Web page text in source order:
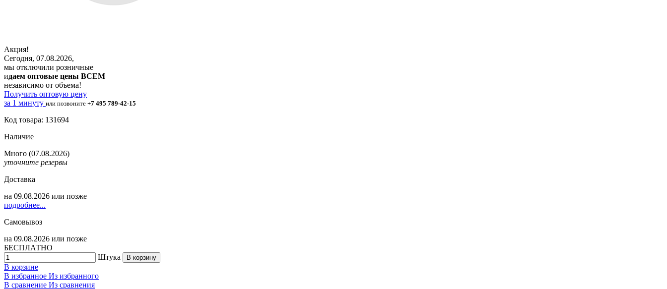
Акция!
Сегодня, 07.08.2026,
мы отключили розничные
идаем оптовые цены ВСЕМ
независимо от объема!
Получить оптовую цену
за 1 минуту или позвоните +7 495 789-42-15
Код товара: 131694
Наличие
Много (07.08.2026)
уточните резервы
Доставка
на 09.08.2026 или позже
подробнее...
Самовывоз
на 09.08.2026 или позже
БЕСПЛАТНО
Штука
В корзину
В корзине
В избранное Из избранного
В сравнение Из сравнения